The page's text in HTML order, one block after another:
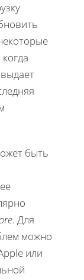
быть
. Для
можно
или